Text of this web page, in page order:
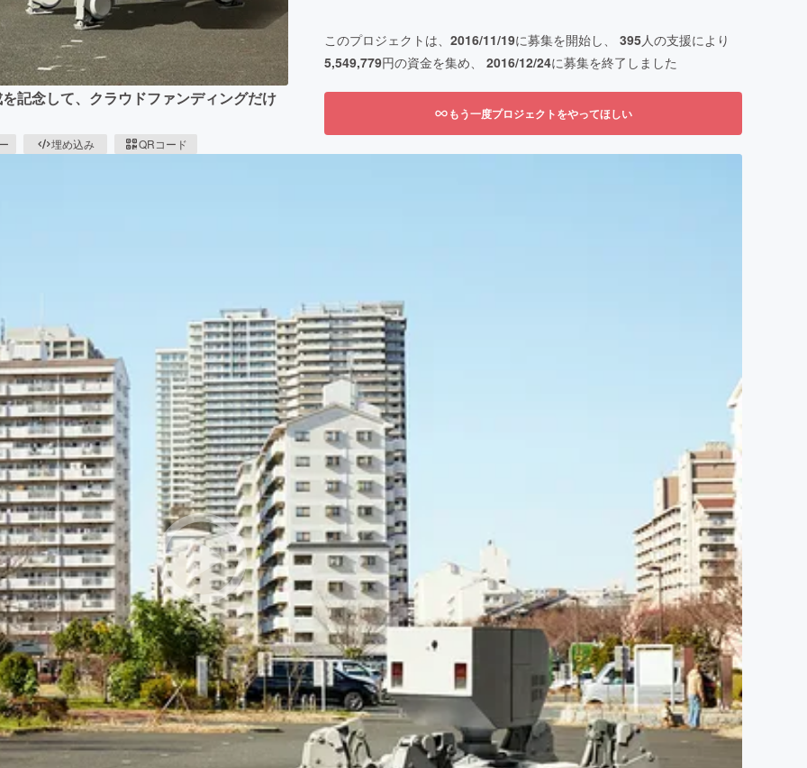
記念して、クラウドファンディングだけ
埋め込み QRコード
このプロジェクトは、 2016/11/19に募集を開始し、 395人の支援により
5,549,779円の資金を集め、 2016/12/24に募集を終了しました
もう一度プロジェクトをやってほしい